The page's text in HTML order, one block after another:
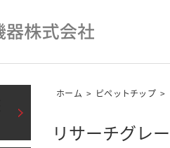
ホーム > ピペットチップ >
リサーチグレ